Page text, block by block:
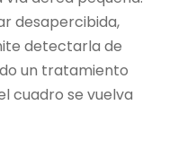
desapercibida,
detectarla de
un tratamiento
cuadro se vuelva